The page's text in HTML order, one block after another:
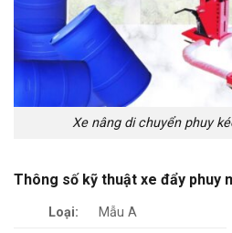
Xe nâng di chuyển phuy
Thông số kỹ thuật xe đẩy phuy
Loại:
Mẫu A